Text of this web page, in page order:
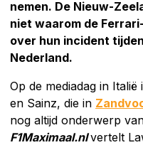
nemen. De Nieuw-
niet waarom de
over hun incident
Nederland.
Op de mediadag in
en Sainz, die in
nog altijd onderwerp
F1Maximaal.nlvertelt